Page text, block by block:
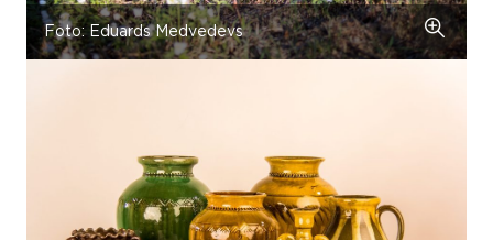
Foto: Eduards Medvedevs